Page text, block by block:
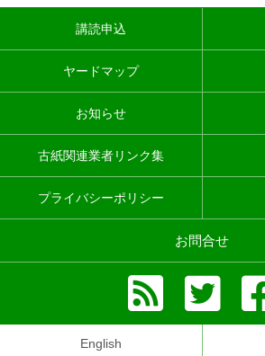
講読申込
ヤードマップ
お知らせ
古紙関連業者リンク集
プライバシーポリシー
お問合せ
English